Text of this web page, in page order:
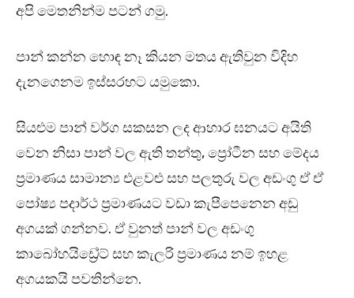
අපි මෙතනින්ම පටන් ගමු.
පාන් කන්න හොඳ නෑ කියන මතය ඇතිවුන විදිහ
දැනගෙනම ඉස්සරහට යමුකො.
සියළුම පාන් වර්ග සකසන ලද ආහාර ඝනයට අයිති
වෙන නිසා පාන් වල ඇති තන්තු, ප්‍රෝටීන සහ මේදය
ප්‍රමාණය සාමාන්‍ය එළවළු සහ පලතුරු වල අඩංගු ඒ ඒ
පෝෂ්‍ය පදාර්ථ ප්‍රමාණයට වඩා කැපීපෙනෙන අඩු
අගයක් ගන්නව. ඒ වුනත් පාන් වල අඩංගු
කාබෝහයිඩ්‍රේට් සහ කැලරි ප්‍රමාණය නම් ඉහළ
අගයකයි පවතින්නෙ.